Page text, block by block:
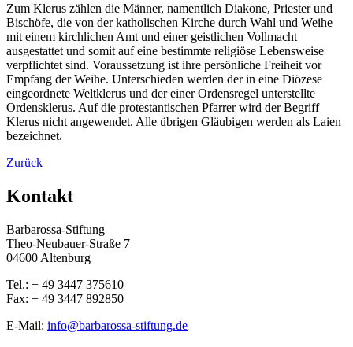
Zum Klerus zählen die Männer, namentlich Diakone, Priester und
Bischöfe, die von der katholischen Kirche durch Wahl und Weihe
mit einem kirchlichen Amt und einer geistlichen Vollmacht
ausgestattet und somit auf eine bestimmte religiöse Lebensweise
verpflichtet sind. Voraussetzung ist ihre persönliche Freiheit vor
Empfang der Weihe. Unterschieden werden der in eine Diözese
eingeordnete Weltklerus und der einer Ordensregel unterstellte
Ordensklerus. Auf die protestantischen Pfarrer wird der Begriff
Klerus nicht angewendet. Alle übrigen Gläubigen werden als Laien
bezeichnet.
Zurück
Kontakt
Barbarossa-Stiftung
Theo-Neubauer-Straße 7
04600 Altenburg
Tel.: + 49 3447 375610
Fax: + 49 3447 892850
E-Mail: info@barbarossa-stiftung.de